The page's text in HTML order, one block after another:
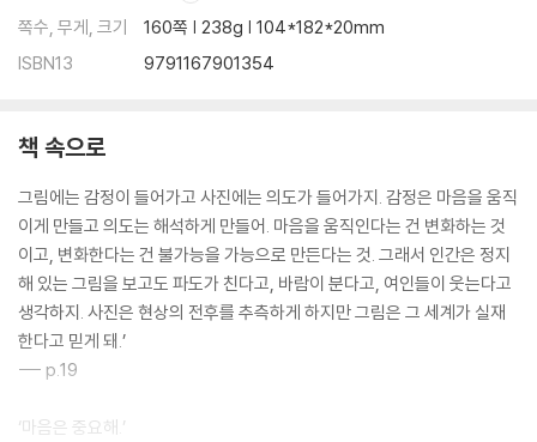
쪽수, 무게, 크기
160쪽 | 238g | 104*182*20mm
ISBN13
9791167901354
책 속으로
그림에는 감정이 들어가고 사진에는 의도가 들어가지. 감정은 마음을 움직
이게 만들고 의도는 해석하게 만들어. 마음을 움직인다는 건 변화하는 것
이고, 변화한다는 건 불가능을 가능으로 만든다는 것. 그래서 인간은 정지
해 있는 그림을 보고도 파도가 친다고, 바람이 분다고, 여인들이 웃는다고
생각하지. 사진은 현상의 전후를 추측하게 하지만 그림은 그 세계가 실재
한다고 믿게 돼.’
--- p.19
‘마음은 중요해.’